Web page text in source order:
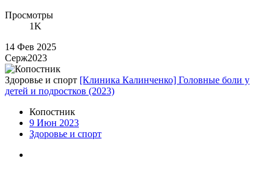
Просмотры
1K
14 Фев 2025
Серж2023
Здоровье и спорт [Клиника Калинченко] Головные боли у
детей и подростков (2023)
Копостник
9 Июн 2023
Здоровье и спорт